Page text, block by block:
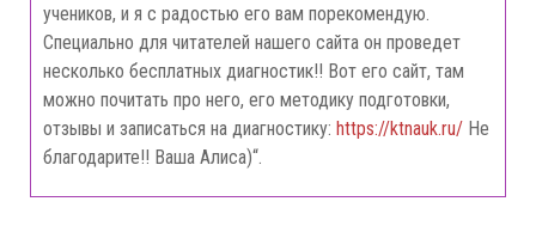
учеников, и я с радостью его вам порекомендую.
Специально для читателей нашего сайта он проведет
несколько бесплатных диагностик!! Вот его сайт, там
можно почитать про него, его методику подготовки,
отзывы и записаться на диагностику: https://ktnauk.ru/ Не
благодарите!! Ваша Алиса)“.